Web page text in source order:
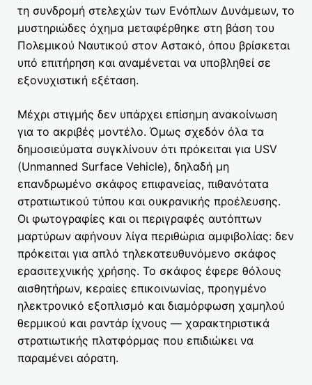
τη συνδρομή στελεχών των Ενόπλων Δυνάμεων, το
μυστηριώδες όχημα μεταφέρθηκε στη βάση του
Πολεμικού Ναυτικού στον Αστακό, όπου βρίσκεται
υπό επιτήρηση και αναμένεται να υποβληθεί σε
εξονυχιστική εξέταση.
Μέχρι στιγμής δεν υπάρχει επίσημη ανακοίνωση
για το ακριβές μοντέλο. Όμως σχεδόν όλα τα
δημοσιεύματα συγκλίνουν ότι πρόκειται για USV
(Unmanned Surface Vehicle), δηλαδή μη
επανδρωμένο σκάφος επιφανείας, πιθανότατα
στρατιωτικού τύπου και ουκρανικής προέλευσης.
Οι φωτογραφίες και οι περιγραφές αυτόπτων
μαρτύρων αφήνουν λίγα περιθώρια αμφιβολίας: δεν
πρόκειται για απλό τηλεκατευθυνόμενο σκάφος
ερασιτεχνικής χρήσης. Το σκάφος έφερε θόλους
αισθητήρων, κεραίες επικοινωνίας, προηγμένο
ηλεκτρονικό εξοπλισμό και διαμόρφωση χαμηλού
θερμικού και ραντάρ ίχνους — χαρακτηριστικά
στρατιωτικής πλατφόρμας που επιδιώκει να
παραμένει αόρατη.